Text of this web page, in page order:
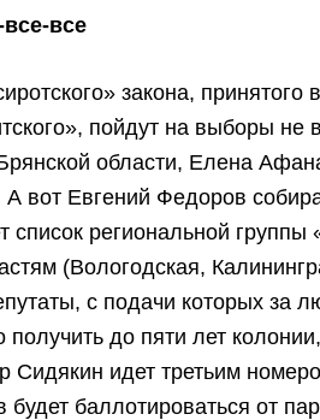
все
закона, принятого
пойдут на выборы не
области, Елена
А вот Евгений Федоров
список региональной
(Вологодская,
с подачи которых за
получить до пяти лет
Сидякин идет третьим
будет баллотироваться от